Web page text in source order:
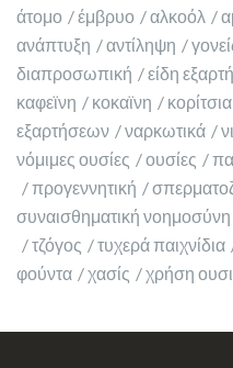
άτομο
έμβρυο αλκοόλ
ανάπτυξη
αντίληψη
διαπροσωπική
είδη
καφεϊνη
κοκαϊνη
εξαρτήσεων
ναρκωτικά
νόμιμες ουσίες
ουσίες
προγεννητική
συναισθηματική νοημοσύνη
τζόγος
τυχερά παιχνίδια
φούντα
χασίς χρήση